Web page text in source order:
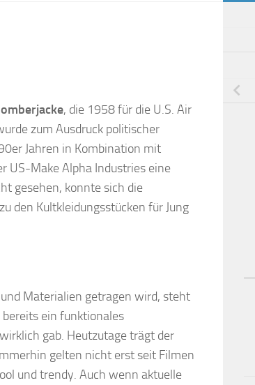
, die 1958 für die U.S. Air
zum Ausdruck politischer
Jahren in Kombination mit
US-Make Alpha Industries eine
gesehen, konnte sich die
den Kultkleidungsstücken für Jung
Materialien getragen wird, steht
ein funktionales
gab. Heutzutage trägt der
gelten nicht erst seit Filmen
und trendy. Auch wenn aktuelle